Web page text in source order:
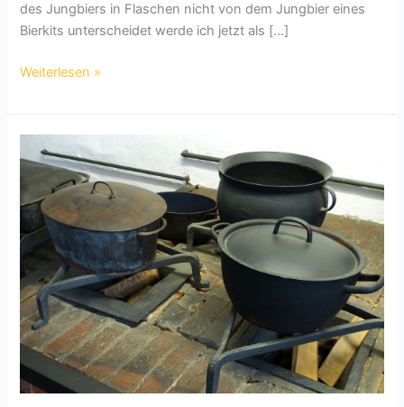
des Jungbiers in Flaschen nicht von dem Jungbier eines
Bierkits unterscheidet werde ich jetzt als […]
Maische
–
Mein
erster
Sud
Weiterlesen »